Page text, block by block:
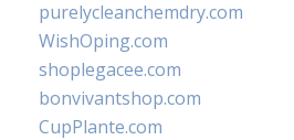
purelycleanchemdry.com
WishOping.com
shoplegacee.com
bonvivantshop.com
CupPlante.com